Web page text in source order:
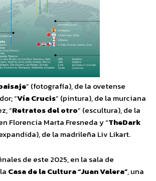
” (fotografía), de la ovetense
“Vía Crucis” (pintura), de la murciana
“Retratos del otro” (escultura), de la
Florencia Marta Fresneda y “TheDark
de la madrileña Liv Likart.
de este 2025, en la sala de
Casa de la Cultura “Juan Valera”, una